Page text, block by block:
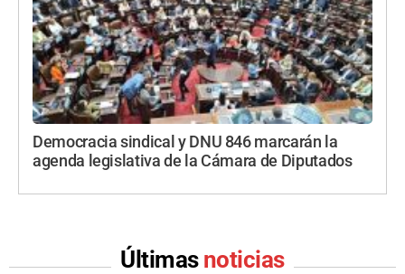
Democracia sindical y DNU 846 marcarán la
agenda legislativa de la Cámara de Diputados
Últimas noticias